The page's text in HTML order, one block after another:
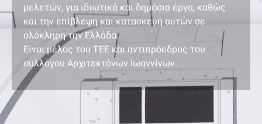
μελετών, για ιδιωτικά και δημόσια έργα, καθώς
και την επίβλεψη και κατασκευή αυτών σε
ολόκληρη την Ελλάδα.
Είναι μέλος του ΤΕΕ και αντιπρόεδρος του
συλλόγου Αρχιτεκτόνων Ιωαννίνων.